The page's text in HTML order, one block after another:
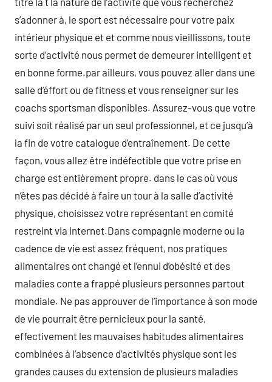
s’adonner à, le sport est nécessaire pour votre paix
intérieur physique et et comme nous vieillissons, toute
sorte d’activité nous permet de demeurer intelligent et
en bonne forme.par ailleurs, vous pouvez aller dans une
salle d’éffort ou de fitness et vous renseigner sur les
coachs sportsman disponibles. Assurez-vous que votre
suivi soit réalisé par un seul professionnel, et ce jusqu’à
la fin de votre catalogue d’entraînement. De cette
façon, vous allez être indéfectible que votre prise en
charge est entièrement propre. dans le cas où vous
n’êtes pas décidé à faire un tour à la salle d’activité
physique, choisissez votre représentant en comité
restreint via internet.Dans compagnie moderne ou la
cadence de vie est assez fréquent, nos pratiques
alimentaires ont changé et l’ennui d’obésité et des
maladies conte a frappé plusieurs personnes partout
mondiale. Ne pas approuver de l’importance à son mode
de vie pourrait être pernicieux pour la santé,
effectivement les mauvaises habitudes alimentaires
combinées à l’absence d’activités physique sont les
grandes causes du extension de plusieurs maladies